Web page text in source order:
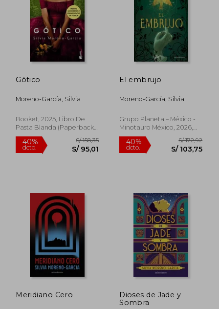
dcto. S/ 77,69 dcto. S/
Gótico
Moreno-García, Silvia
Booket, 2025, Libro De
Pasta Blanda (paperback),
Nuevo
El embrujo
Moreno-García, Silvia
Grupo Planeta – México -
Minotauro México, 2026,
Tapa Blanda, Nuevo
Meridiano Cero
Dioses de Jade y
Sombra